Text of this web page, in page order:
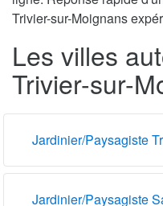
Trivier-sur-Moignans
Les villes
Trivier-sur-
Jardinier/Paysagiste
Jardinier/Paysagiste